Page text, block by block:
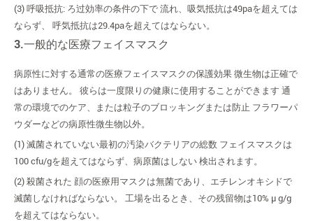
(3) 呼吸抵抗: ろ过効率の条件の下で 流れ、吸気抵抗は49paを超えては
ならず、 呼気抵抗は29.4paを超えてはならない。
3.一般的な医療フェイスマスク
病原性に対する通常の医療フェイスマスクの保護効果 微生物は正確で
はありません。 彼らは一度限りの健康に使用することができます 通
常の環境でのケア、または粒子のブロッキングまたは防止 フラワーパ
ウダーなどの病原性微生物以外。
(1) 滅菌されていない最初の汚染バクテリアの総数 フェイスマスクは
100 cfu/gを超えてはならず、病原菌はしない 検出されます。
(2) 殺菌された 顔の医療用マスクは無菌であり、エチレンオキシドで
滅菌しなければならない。 工場を出るとき、その残留物は10% μ g/g
を超えてはならない。